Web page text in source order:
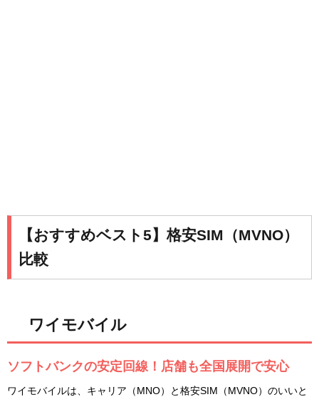
【おすすめベスト5】格安SIM（MVNO）
比較
ワイモバイル
ソフトバンクの安定回線！店舗も全国展開で安心
ワイモバイルは、キャリア（MNO）と格安SIM（MVNO）のいいと